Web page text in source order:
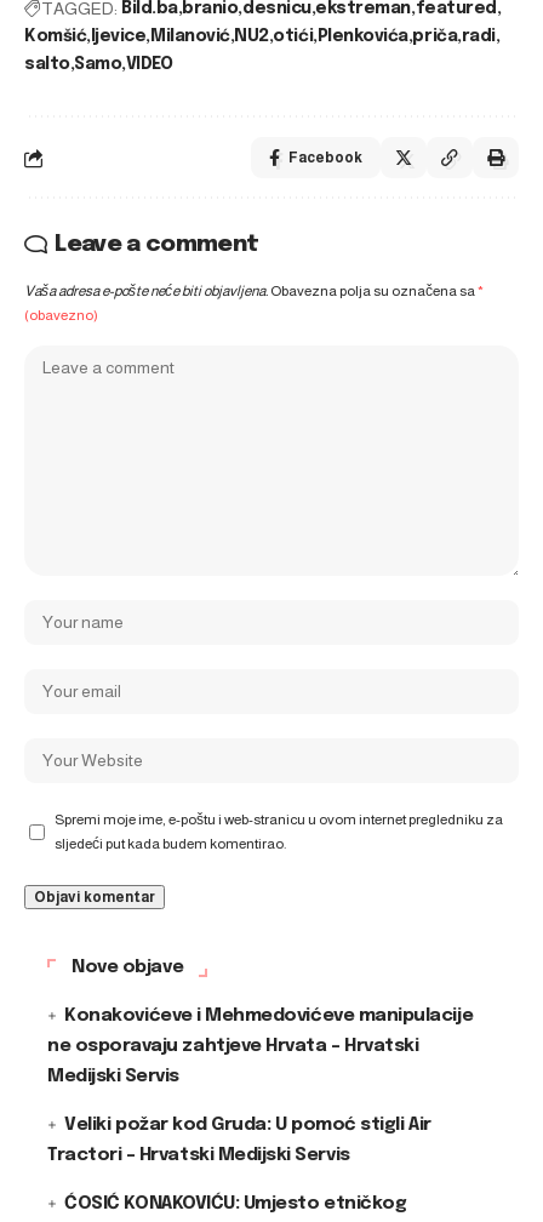
TAGGED: Bild.ba branio desnicu ekstreman featured
Komšić ljevice Milanović NU2 otići Plenkovića priča radi
salto Samo VIDEO
Facebook
Leave a comment
Vaša adresa e-pošte neće biti objavljena. Obavezna polja su označena sa*
(obavezno)
Spremi moje ime, e-poštu i web-stranicu u ovom internet pregledniku za
sljedeći put kada budem komentirao.
Nove objave
Konakovićeve i Mehmedovićeve manipulacije
ne osporavaju zahtjeve Hrvata – Hrvatski
Medijski Servis
Veliki požar kod Gruda: U pomoć stigli Air
Tractori – Hrvatski Medijski Servis
ĆOSIĆ KONAKOVIĆU: Umjesto etničkog